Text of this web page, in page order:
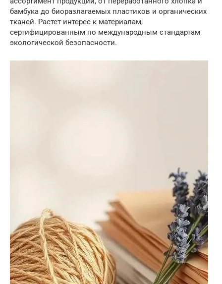
бамбука до биоразлагаемых пластиков и органических
тканей. Растет интерес к материалам,
сертифицированным по международным стандартам
экологической безопасности.